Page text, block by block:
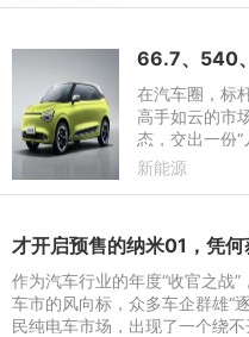
在汽车圈，标
高手如云的市
态，交出一份
此为标准，最
新能源
才开启预售的纳米01，凭
作为汽车行业的年度“收官之战
车市的风向标，众多车企群雄“
民纯电车市场，出现了一个绕